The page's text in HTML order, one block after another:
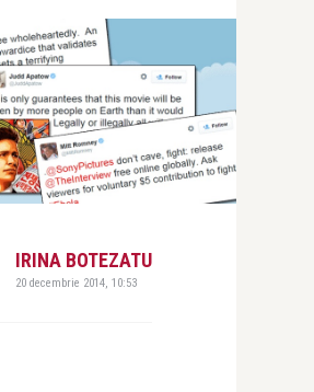
IRINA BOTEZATU
20 decembrie 2014, 10:53